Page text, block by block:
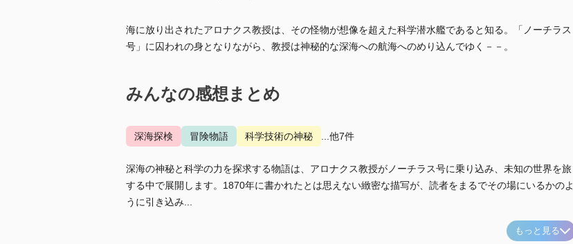
海に放り出されたアロナクス教授は、その怪物が想像を超えた科学潜水艦であると知る。「ノーチラス
号」に囚われの身となりながら、教授は神秘的な深海への航海へのめり込んでゆく－－。
みんなの感想まとめ
深海探検 冒険物語 科学技術の神秘 ...他7件
深海の神秘と科学の力を探求する物語は、アロナクス教授がノーチラス号に乗り込み、未知の世界を旅
する中で展開します。1870年に書かれたとは思えない緻密な描写が、読者をまるでその場にいるかのよ
うに引き込み...
もっと見る